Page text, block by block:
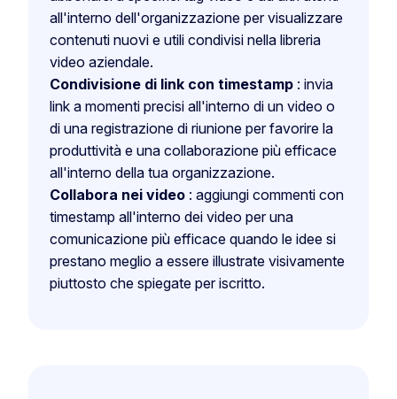
all'interno dell'organizzazione per visualizzare
contenuti nuovi e utili condivisi nella libreria
video aziendale.
Condivisione di link con timestamp : invia
link a momenti precisi all'interno di un video o
di una registrazione di riunione per favorire la
produttività e una collaborazione più efficace
all'interno della tua organizzazione.
Collabora nei video : aggiungi commenti con
timestamp all'interno dei video per una
comunicazione più efficace quando le idee si
prestano meglio a essere illustrate visivamente
piuttosto che spiegate per iscritto.